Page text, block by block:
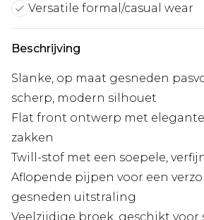
Versatile formal/casual wear
Beschrijving
Slanke, op maat gesneden
scherp, modern silhouet
Flat front ontwerp met
zakken
Twill-stof met een soepele,
Aflopende pijpen voor een
gesneden uitstraling
Veelzijdige broek, geschikt voor